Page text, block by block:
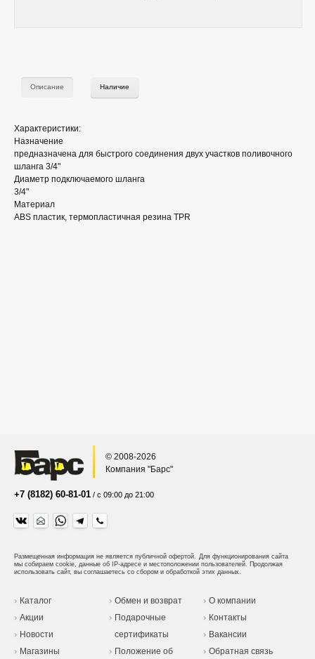
Описание Наличие
Характеристики:
Назначение
предназначена для быстрого соединения двух участков поливочного
шланга 3/4"
Диаметр подключаемого шланга
3/4"
Материал
ABS пластик, термопластичная резина TPR
© 2008-2026
Компания "Барс"
+7 (8182) 60-81-01 / с 09:00 до 21:00
Размещенная информация не является публичной офертой. Для функционирования сайта
мы собираем cookie, данные об IP-адресе и местоположении пользователей. Продолжая
использовать сайт, вы соглашаетесь со сбором и обработкой этих данных.
Каталог
Акции
Новости
Магазины
Обмен и возврат
Подарочные
сертификаты
Положение об
О компании
Контакты
Вакансии
Обратная связь